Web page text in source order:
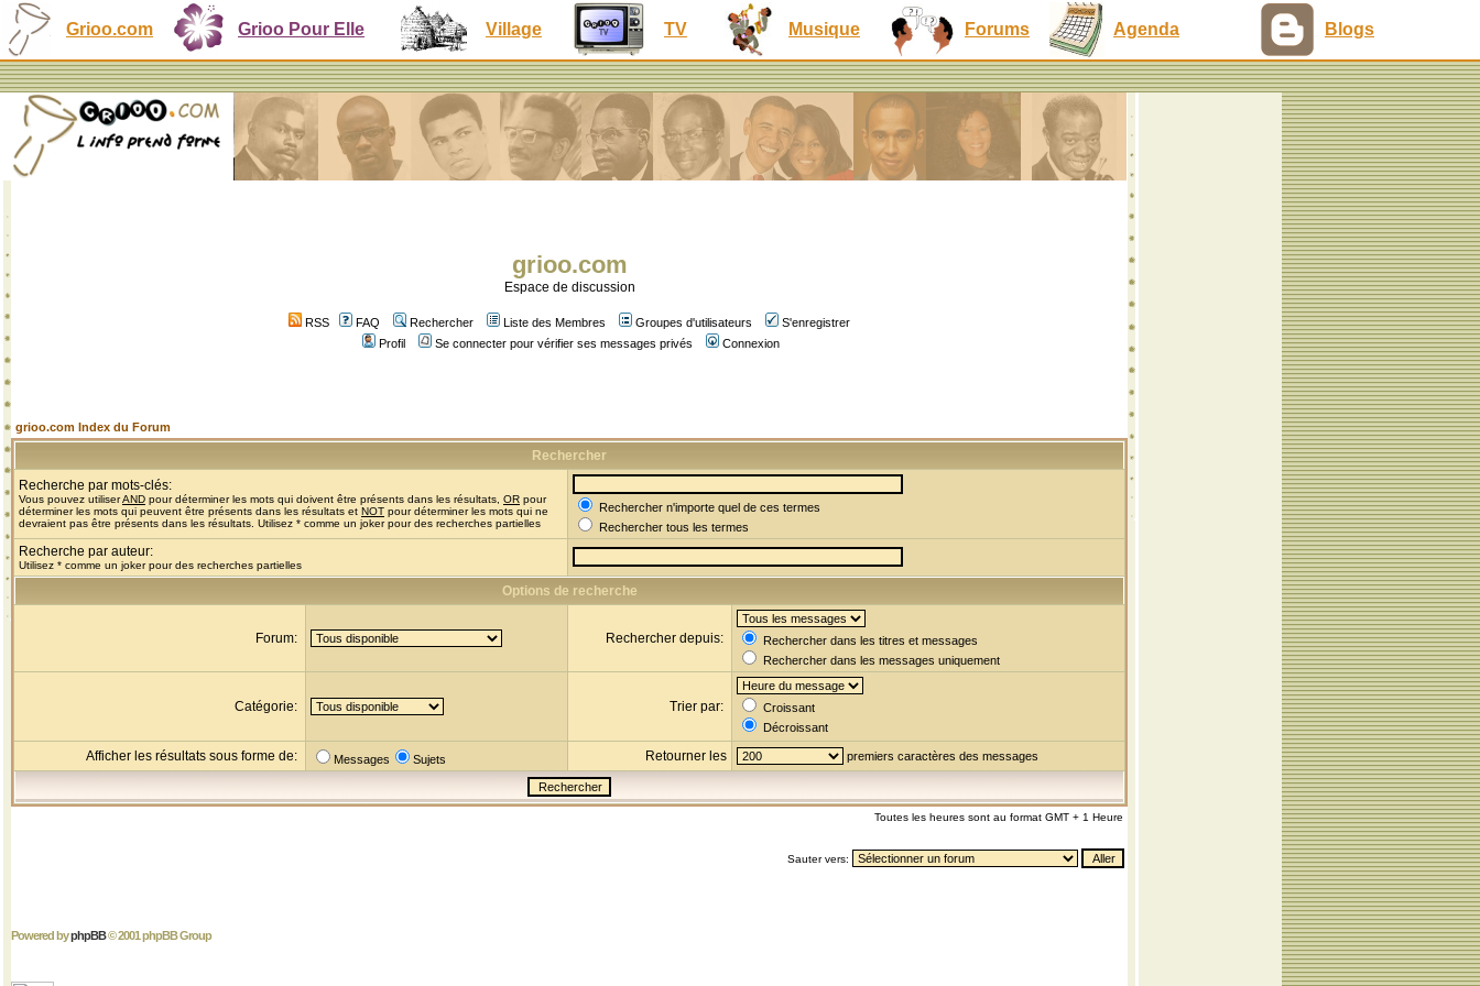
Grioo.com Grioo Pour Elle Village TV Musique Forums Agenda Blogs
grioo.com
Espace de discussion
RSS FAQ Rechercher Liste des Membres Groupes d'utilisateurs
S'enregistrer
Profil
Se connecter pour vérifier ses messages privés Connexion
grioo.com Index du Forum
Rechercher
Recherche par mots-clés:
Vous pouvez utiliserAND pour déterminer les mots qui doivent être présents dans les résultats, OR pour
déterminer les mots qui peuvent être présents dans les résultats et NOT pour déterminer les mots qui ne
devraient pas être présents dans les résultats. Utilisez * comme un joker pour des recherches partielles
Rechercher n'importe quel de ces termes
Rechercher tous les termes
Recherche par auteur:
Utilisez * comme un joker pour des recherches partielles
Options de recherche
Forum: Rechercher depuis:
Rechercher dans les titres et messages
Rechercher dans les messages uniquement
Catégorie: Trier par:
Croissant
Décroissant
Afficher les résultats sous forme de: Messages Sujets Retourner les premiers caractères des messages
Toutes les heures sont au format GMT + 1 Heure
Sauter vers:
Powered byphpBB© 2001 phpBB Group